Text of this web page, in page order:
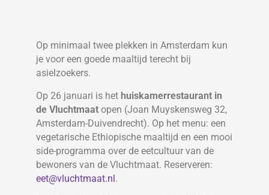
Op minimaal twee plekken in Amsterdam kun
je voor een goede maaltijd terecht bij
asielzoekers.
Op 26 januari is het huiskamerrestaurant in
de Vluchtmaat open (Joan Muyskensweg 32,
Amsterdam-Duivendrecht). Op het menu: een
vegetarische Ethiopische maaltijd en een mooi
side-programma over de eetcultuur van de
bewoners van de Vluchtmaat. Reserveren:
eet@vluchtmaat.nl .